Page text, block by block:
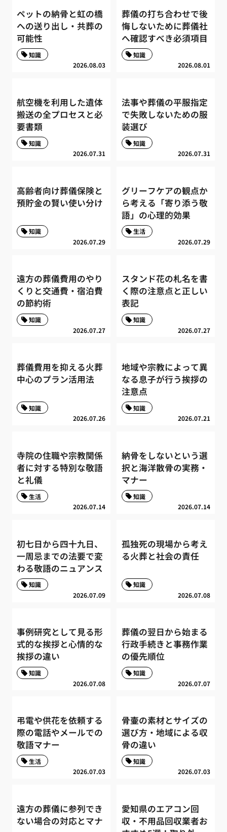
ペットの納骨と虹の橋
への送り出し・共葬の
可能性
2026.08.03
知識
葬儀の打ち合わせで後
悔しないために葬儀社
へ確認すべき必須項目
2026.08.01
知識
航空機を利用した遺体
搬送の全プロセスと必
要書類
2026.07.31
知識
法事や葬儀の平服指定
で失敗しないための服
装選び
2026.07.31
知識
高齢者向け葬儀保険と
預貯金の賢い使い分け
2026.07.29
知識
グリーフケアの観点か
ら考える「寄り添う敬
語」の心理的効果
2026.07.29
生活
遠方の葬儀費用のやり
くりと交通費・宿泊費
の節約術
2026.07.27
知識
スタンド花の札名を書
く際の注意点と正しい
表記
2026.07.27
知識
葬儀費用を抑える火葬
中心のプラン活用法
2026.07.26
知識
地域や宗教によって異
なる息子が行う挨拶の
注意点
2026.07.21
知識
寺院の住職や宗教関係
者に対する特別な敬語
と礼儀
2026.07.14
生活
納骨をしないという選
択と海洋散骨の実務・
マナー
2026.07.14
知識
初七日から四十九日、
一周忌までの法要で変
わる敬語のニュアンス
2026.07.09
知識
孤独死の現場から考え
る火葬と社会の責任
2026.07.08
知識
事例研究として見る形
式的な挨拶と心情的な
挨拶の違い
2026.07.08
知識
葬儀の翌日から始まる
行政手続きと事務作業
の優先順位
2026.07.07
知識
弔電や供花を依頼する
際の電話やメールでの
敬語マナー
2026.07.03
生活
骨壷の素材とサイズの
選び方・地域による収
骨の違い
2026.07.03
知識
遠方の葬儀に参列でき
ない場合の対応とマナ
愛知県のエアコン回
収・不用品回収業者お